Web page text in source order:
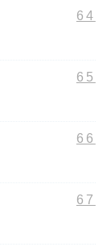
64
65
66
67